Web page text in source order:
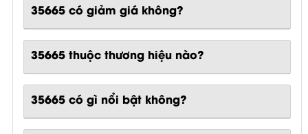
35665 có giảm giá không?
35665 thuộc thương hiệu nào?
35665có gì nổi bật không?